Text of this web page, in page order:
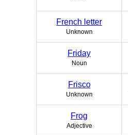
French letter
Unknown
Friday
Noun
Frisco
Unknown
Frog
Adjective